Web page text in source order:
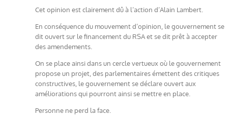
Cet opinion est clairement dû à l’action d’Alain Lambert.
En conséquence du mouvement d’opinion, le gouvernement se
dit ouvert sur le financement du RSA et se dit prêt à accepter
des amendements.
On se place ainsi dans un cercle vertueux où le gouvernement
propose un projet, des parlementaires émettent des critiques
constructives, le gouvernement se déclare ouvert aux
améliorations qui pourront ainsi se mettre en place.
Personne ne perd la face.